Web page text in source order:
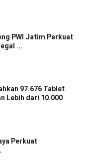
PWI Jatim Perkuat
...
97.676 Tablet
Lebih dari 10.000
Perkuat